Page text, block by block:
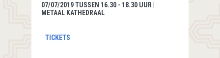
07/07/2019 TUSSEN 16.30 - 18.30 UUR |
METAAL KATHEDRAAL
TICKETS